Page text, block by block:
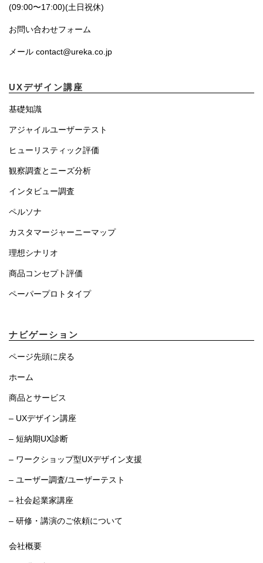
(09:00〜17:00)(土日祝休)
お問い合わせフォーム
メール contact@ureka.co.jp
UXデザイン講座
基礎知識
アジャイルユーザーテスト
ヒューリスティック評価
観察調査とニーズ分析
インタビュー調査
ペルソナ
カスタマージャーニーマップ
理想シナリオ
商品コンセプト評価
ペーパープロトタイプ
ナビゲーション
ページ先頭に戻る
ホーム
商品とサービス
– UXデザイン講座
– 短納期UX診断
– ワークショップ型UXデザイン支援
– ユーザー調査/ユーザーテスト
– 社会起業家講座
– 研修・講演のご依頼について
会社概要